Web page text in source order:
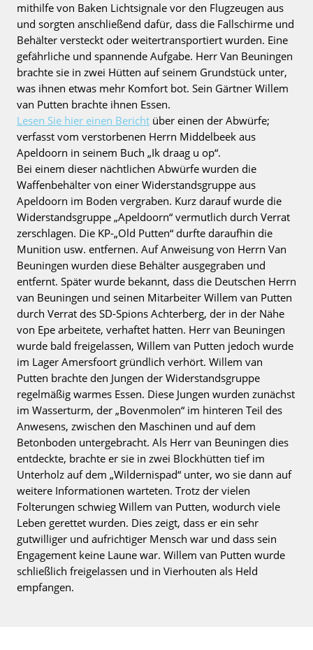
mithilfe von Baken Lichtsignale vor den Flugzeugen aus
und sorgten anschließend dafür, dass die Fallschirme und
Behälter versteckt oder weitertransportiert wurden. Eine
gefährliche und spannende Aufgabe. Herr Van Beuningen
brachte sie in zwei Hütten auf seinem Grundstück unter,
was ihnen etwas mehr Komfort bot. Sein Gärtner Willem
van Putten brachte ihnen Essen.
Lesen Sie hier einen Bericht über einen der Abwürfe;
verfasst vom verstorbenen Herrn Middelbeek aus
Apeldoorn in seinem Buch „Ik draag u op“.
Bei einem dieser nächtlichen Abwürfe wurden die
Waffenbehälter von einer Widerstandsgruppe aus
Apeldoorn im Boden vergraben. Kurz darauf wurde die
Widerstandsgruppe „Apeldoorn“ vermutlich durch Verrat
zerschlagen. Die KP-„Old Putten“ durfte daraufhin die
Munition usw. entfernen. Auf Anweisung von Herrn Van
Beuningen wurden diese Behälter ausgegraben und
entfernt. Später wurde bekannt, dass die Deutschen Herrn
van Beuningen und seinen Mitarbeiter Willem van Putten
durch Verrat des SD-Spions Achterberg, der in der Nähe
von Epe arbeitete, verhaftet hatten. Herr van Beuningen
wurde bald freigelassen, Willem van Putten jedoch wurde
im Lager Amersfoort gründlich verhört. Willem van
Putten brachte den Jungen der Widerstandsgruppe
regelmäßig warmes Essen. Diese Jungen wurden zunächst
im Wasserturm, der „Bovenmolen“ im hinteren Teil des
Anwesens, zwischen den Maschinen und auf dem
Betonboden untergebracht. Als Herr van Beuningen dies
entdeckte, brachte er sie in zwei Blockhütten tief im
Unterholz auf dem „Wildernispad“ unter, wo sie dann auf
weitere Informationen warteten. Trotz der vielen
Folterungen schwieg Willem van Putten, wodurch viele
Leben gerettet wurden. Dies zeigt, dass er ein sehr
gutwilliger und aufrichtiger Mensch war und dass sein
Engagement keine Laune war. Willem van Putten wurde
schließlich freigelassen und in Vierhouten als Held
empfangen.